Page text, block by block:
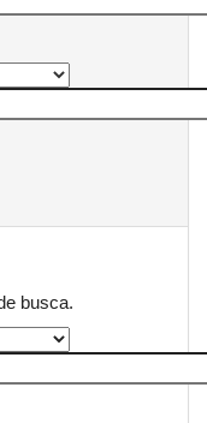
busca.